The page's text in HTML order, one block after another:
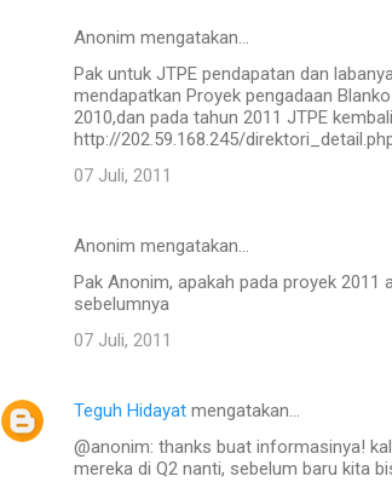
Anonim mengatakan…
Pak untuk JTPE pendapatan dan
mendapatkan Proyek pengadaan
2010,dan pada tahun 2011 JTPE
http://202.59.168.245/
07 Juli, 2011
Anonim mengatakan…
Pak Anonim, apakah pada proyek
sebelumnya
07 Juli, 2011
Teguh Hidayat mengatakan…
@anonim: thanks buat informasinya!
mereka di Q2 nanti, sebelum baru kita